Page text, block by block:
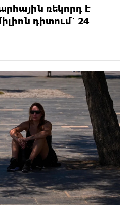
ռեկորդ է
դիտում՝ 24